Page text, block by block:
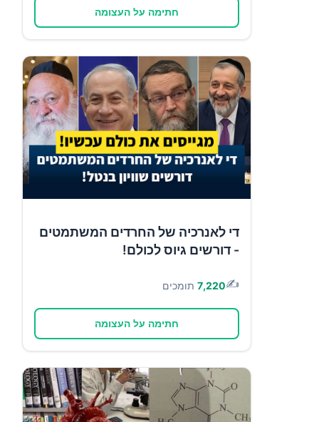
חתימה על העצומה
די לאנרכיה של החרדים המשתמטים
- דורשים גיוס לכולם!
✍️
7,220 תומכים
חתימה על העצומה